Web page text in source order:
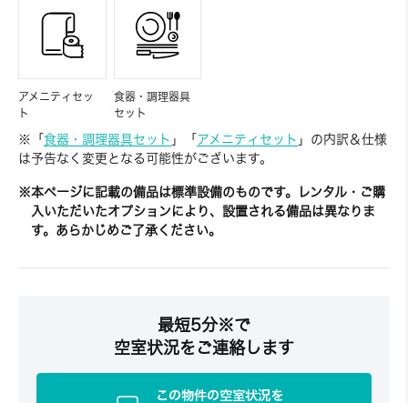
アメニティセッ
ト
食器・調理器具
セット
※「 食器・調理器具セット 」「 アメニティセット 」の内訳＆仕様
は予告なく変更となる可能性がございます。
※本ページに記載の備品は標準設備のものです。レンタル・ご購
入いただいたオプションにより、設置される備品は異なりま
す。あらかじめご了承ください。
最短5分※で
空室状況をご連絡します
この物件の空室状況を